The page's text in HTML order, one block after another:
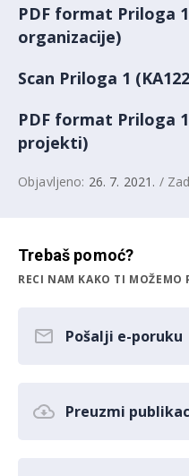
PDF format Priloga
organizacije)
Scan Priloga 1
PDF format Priloga
projekti)
Objavljeno: 26. 7. 2021. /
Trebaš pomoć?
RECI NAM KAKO TI MOŽEMO
Pošalji e-poruku
Preuzmi